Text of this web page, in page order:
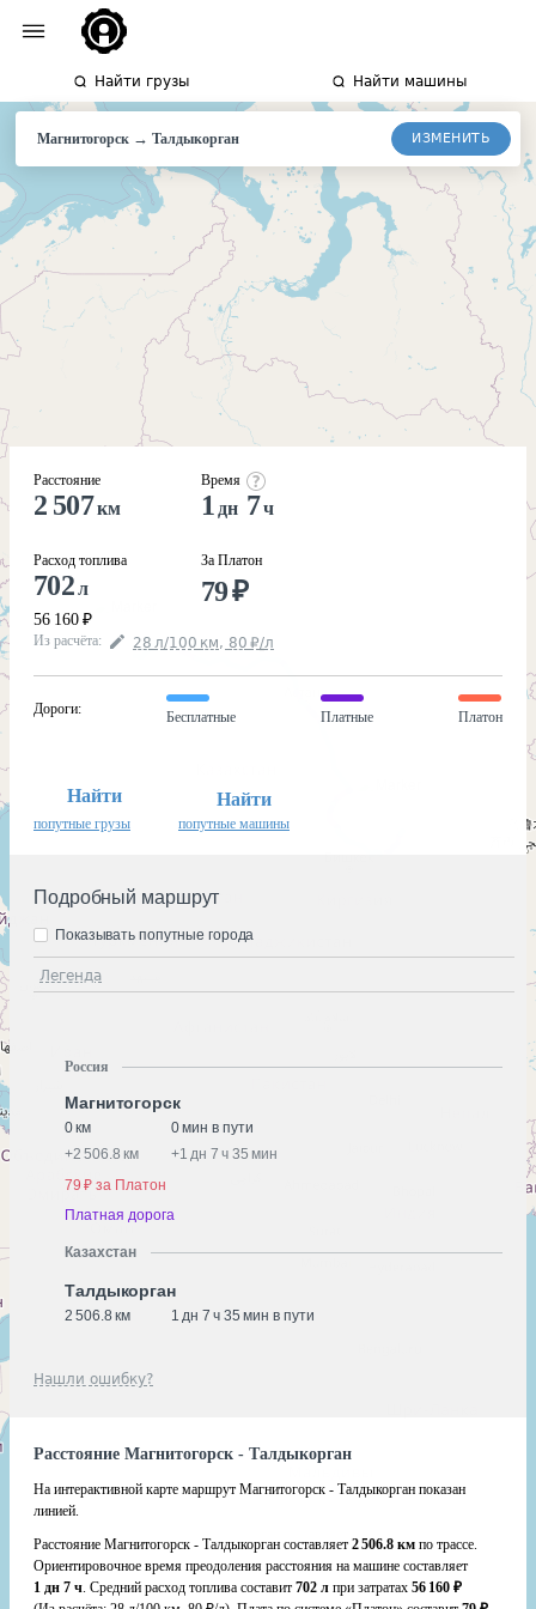
Найти грузы Найти машины
Магнитогорск→ Талдыкорган ИЗМЕНИТЬ
Расстояние
2 507км
Расход топлива
702л
56 160 ₽
Время
1 дн 7ч
За Платон
79₽
Из расчёта: 28 л/100 км, 80 ₽/л
Дороги:
Бесплатные Платные Платон
Найти
попутные грузы
Найти
попутные машины
Подробный маршрут
Легенда
Показывать попутные города
Россия
Магнитогорск
0 км
0 мин в пути
+2 506.8 км +1 дн 7 ч 35 мин
79 ₽ за Платон
Платная дорога
Казахстан
Талдыкорган
2 506.8 км 1 дн 7 ч 35 мин в пути
Нашли ошибку?
Расстояние Магнитогорск - Талдыкорган
На интерактивной карте маршрут Магнитогорск - Талдыкорган показан
линией.
Расстояние Магнитогорск - Талдыкорган составляет 2 506.8 км по трассе.
Ориентировочное время преодоления расстояния на машине составляет
1 дн 7 ч. Средний расход топлива составит 702 л при затратах 56 160 ₽